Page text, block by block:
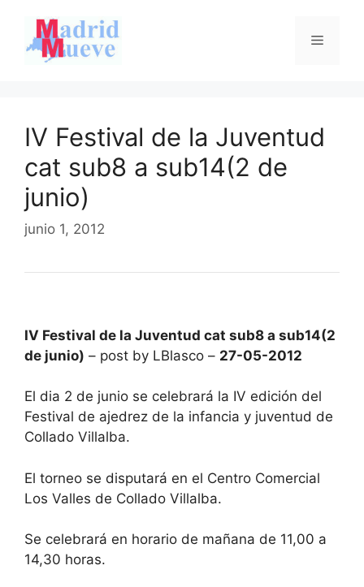
contenido
Menú
IV Festival de la Juventud
cat sub8 a sub14(2 de
junio)
junio 1, 2012
IV Festival de la Juventud cat sub8 a sub14(2
de junio) – post by LBlasco – 27-05-2012
El dia 2 de junio se celebrará la IV edición del
Festival de ajedrez de la infancia y juventud de
Collado Villalba.
El torneo se disputará en el Centro Comercial
Los Valles de Collado Villalba.
Se celebrará en horario de mañana de 11,00 a
14,30 horas.